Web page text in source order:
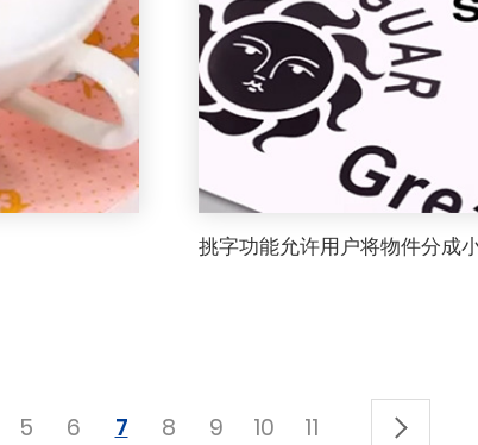
挑字功能允许用户将物件分成
5 6 7 8 9 10 11